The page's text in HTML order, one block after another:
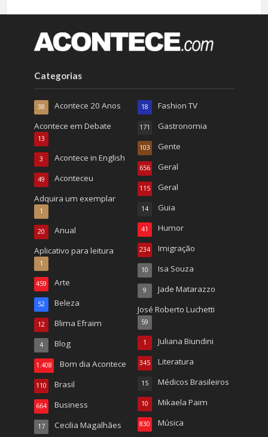
Categorias
Acontece 20 Anos
38
Acontece em Debate
13
Acontece in English
3
Aconteceu
49
Adquira um exemplar
1
Anual
20
Aplicativo para leitura
1
Arte
459
Beleza
52
Blima Efraim
12
Blog
4
Bom dia Acontece
1.408
Brasil
110
Business
664
Cecilia Magalhães
17
Fashion TV
18
Gastronomia
171
Gente
103
Geral
656
Geral
115
Guia
14
Humor
41
Imigração
234
Isa Souza
10
Jade Matarazzo
9
José Roberto Luchetti
59
Juliana Biundini
1
Literatura
345
Médicos Brasileiros
15
Mikaela Paim
10
Música
830